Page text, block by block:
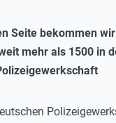
Seite bekommen
mehr als 1500 in